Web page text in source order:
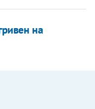
на